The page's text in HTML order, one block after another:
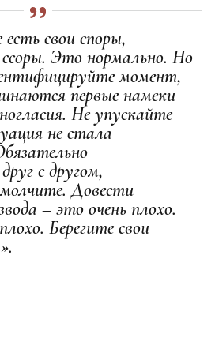
свои споры,
Это нормально. Но
момент,
первые намеки
Не упускайте
не стала
с другом,
Довести
– это очень плохо.
Берегите свои